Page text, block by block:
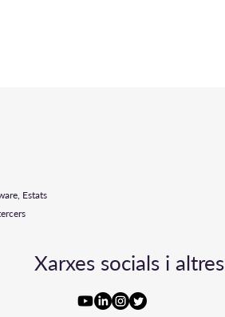
Estats
Xarxes socials i altres